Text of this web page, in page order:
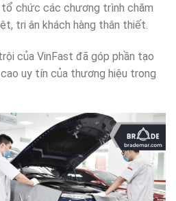
chức các chương trình chăm
tri ân khách hàng thân thiết.
của VinFast đã góp phần tạo
uy tín của thương hiệu trong